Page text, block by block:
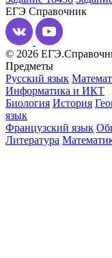
ЕГЭ Справочник
© 2026
Предметы
Русский язык
Информатика и ИКТ
Биология История
язык
Французский язык
Литература